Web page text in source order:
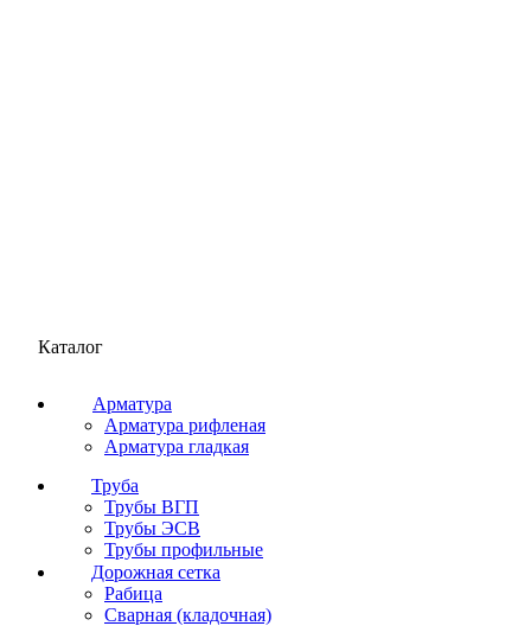
Каталог
Арматура
Арматура рифленая
Арматура гладкая
Труба
Трубы ВГП
Трубы ЭСВ
Трубы профильные
Дорожная сетка
Рабица
Сварная (кладочная)